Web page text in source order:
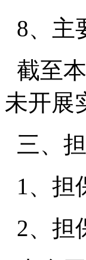
8、主
截至
未开展
三、
1、担
2、担